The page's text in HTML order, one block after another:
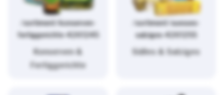
/sortiment/konserven-
fertiggerichte-4261245
Konserven &
Fertiggerichte
/sortiment/suesses-
salziges-4261255
Süßes & Salziges